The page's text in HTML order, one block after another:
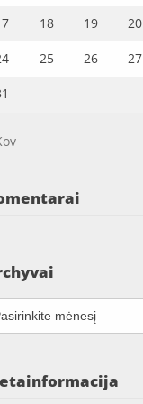
18 19 20
25 26 27